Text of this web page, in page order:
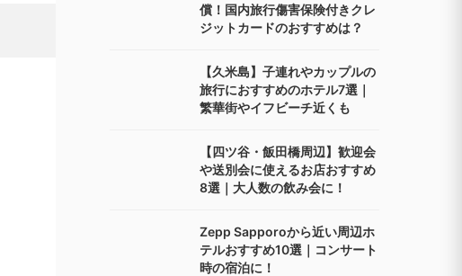
償！国内旅行傷害保険付きクレ
ジットカードのおすすめは？
【久米島】子連れやカップルの
旅行におすすめのホテル7選｜
繁華街やイフビーチ近くも
【四ツ谷・飯田橋周辺】歓迎会
や送別会に使えるお店おすすめ
8選｜大人数の飲み会に！
Zepp Sapporoから近い周辺ホ
テルおすすめ10選｜コンサート
時の宿泊に！